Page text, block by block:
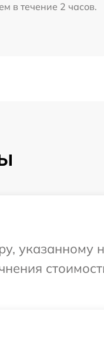
в течение 2 часов.
указанному